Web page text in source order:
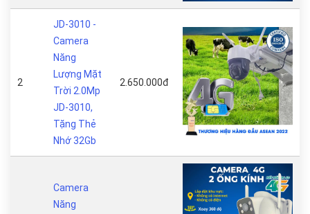
2
JD-3010 -
Camera
Năng
Lượng Mặt
Trời 2.0Mp
JD-3010,
Tặng Thẻ
Nhớ 32Gb
2.650.000đ
Camera
Năng